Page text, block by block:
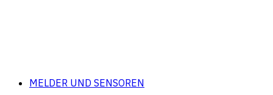
MELDER UND SENSOREN